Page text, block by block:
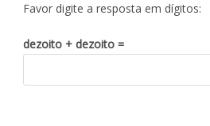
Favor digite a resposta em dígitos:
dezoito + dezoito =